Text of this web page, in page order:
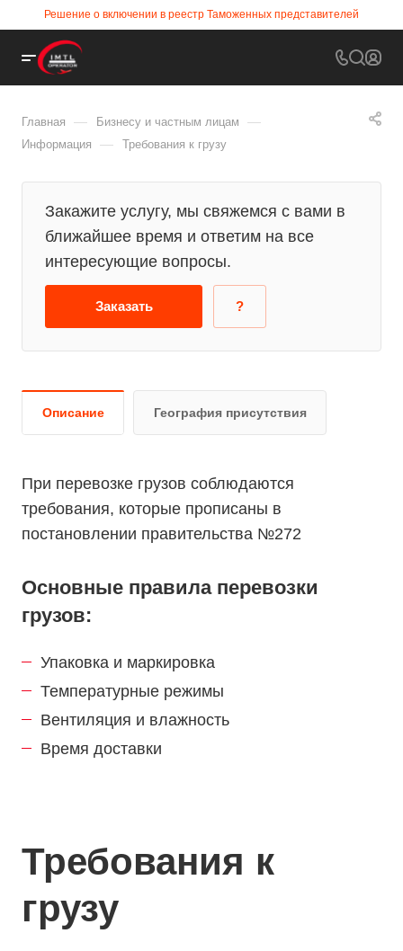
Решение о включении в реестр Таможенных представителей
Главная — Бизнесу и частным лицам —
Информация — Требования к грузу
Закажите услугу, мы свяжемся с вами в
ближайшее время и ответим на все
интересующие вопросы.
Заказать ?
Описание География присутствия
При перевозке грузов соблюдаются
требования, которые прописаны в
постановлении правительства №272
Основные правила перевозки
грузов:
Упаковка и маркировка
Температурные режимы
Вентиляция и влажность
Время доставки
Требования к
грузу